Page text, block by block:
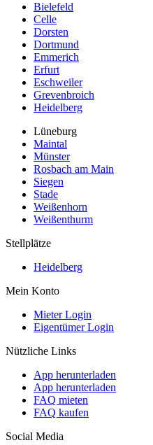
Bielefeld
Celle
Dorsten
Dortmund
Emmerich
Erfurt
Eschweiler
Grevenbroich
Heidelberg
Lüneburg
Maintal
Münster
Rosbach am Main
Siegen
Stade
Weißenhorn
Weißenthurm
Stellplätze
Heidelberg
Mein Konto
Mieter Login
Eigentümer Login
Nützliche Links
App herunterladen
App herunterladen
FAQ mieten
FAQ kaufen
Social Media